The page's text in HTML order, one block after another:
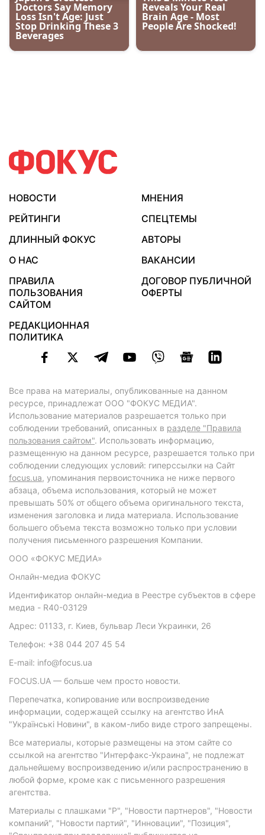
НОВОСТИ
МНЕНИЯ
РЕЙТИНГИ
СПЕЦТЕМЫ
ДЛИННЫЙ ФОКУС
АВТОРЫ
О НАС
ВАКАНСИИ
ПРАВИЛА
ПОЛЬЗОВАНИЯ
САЙТОМ
ДОГОВОР ПУБЛИЧНОЙ
ОФЕРТЫ
РЕДАКЦИОННАЯ
ПОЛИТИКА
Все права на материалы, опубликованные на данном
ресурсе, принадлежат ООО "ФОКУС МЕДИА".
Использование материалов разрешается только при
соблюдении требований, описанных в разделе "Правила
пользования сайтом". Использовать информацию,
размещенную на данном ресурсе, разрешается только при
соблюдении следующих условий: гиперссылки на Сайт
focus.ua, упоминания первоисточника не ниже первого
абзаца, объема использования, который не может
превышать 50% от общего объема оригинального текста,
изменения заголовка и лида материала. Использование
большего объема текста возможно только при условии
получения письменного разрешения Компании.
ООО «ФОКУС МЕДИА»
Онлайн-медиа ФОКУС
Идентификатор онлайн-медиа в Реестре субъектов в сфере
медиа - R40-03129
Адрес: 01133, г. Киев, бульвар Леси Украинки, 26
Телефон: +38 044 207 45 54
E-mail: info@focus.ua
FOCUS.UA — больше чем просто новости.
Перепечатка, копирование или воспроизведение
информации, содержащей ссылку на агентство ИнА
"Українські Новини", в каком-либо виде строго запрещены.
Все материалы, которые размещены на этом сайте со
ссылкой на агентство "Интерфакс-Украина", не подлежат
дальнейшему воспроизведению и/или распространению в
любой форме, кроме как с письменного разрешения
агентства.
Материалы с плашками "Р", "Новости партнеров", "Новости
компаний", "Новости партий", "Инновации", "Позиция",